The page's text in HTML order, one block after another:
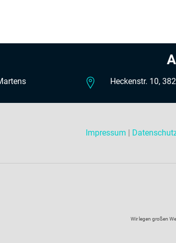
Heckenstr. 10,
Impressum |
Wir legen großen